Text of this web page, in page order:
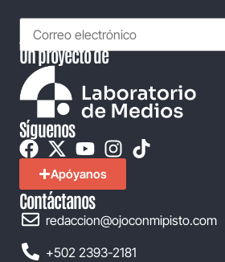
Un proyecto de
Síguenos
Apóyanos
Contáctanos
redaccion@ojoconmipisto.com
+502 2393-2181